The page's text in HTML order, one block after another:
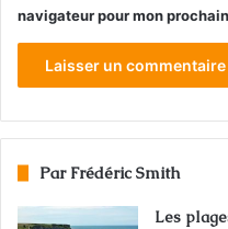
navigateur pour mon
Par Frédéric Smith
Les